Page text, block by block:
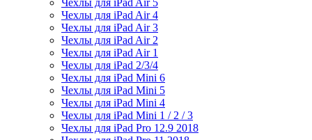
Чехлы для iPad Air 5
Чехлы для iPad Air 4
Чехлы для iPad Air 3
Чехлы для iPad Air 2
Чехлы для iPad Air 1
Чехлы для iPad 2/3/4
Чехлы для iPad Mini 6
Чехлы для iPad Mini 5
Чехлы для iPad Mini 4
Чехлы для iPad Mini 1 / 2 / 3
Чехлы для iPad Pro 12.9 2018